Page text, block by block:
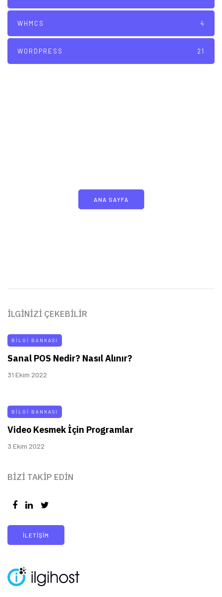
WHMCS 4
WORDPRESS 21
ANA SAYFA
İLGINIZI ÇEKEBILIR
BILGI BANKASI
Sanal POS Nedir? Nasıl Alınır?
31 Ekim 2022
BILGI BANKASI
Video Kesmek İçin Programlar
3 Ekim 2022
BIZI TAKIP EDIN
İLETIŞIM